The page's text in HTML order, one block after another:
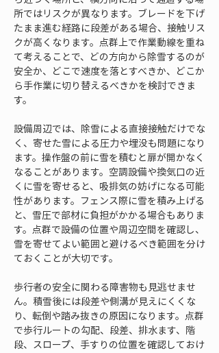
所ではリスクが異なります。ブレードを下げ
たまま進む経路に段差がある場合、接触リス
クが高くなります。点群上で作業動線を重ね
て考えることで、どの方向から除雪するのが
安全か、どこで速度を落とすべきか、どこか
ら手作業に切り替えるべきかを検討できま
す。
設備周辺では、除雪による直接接触だけでな
く、寄せた雪による圧力や埋没も問題になり
ます。操作盤の前に雪を積むと扉が開かなく
なることがあります。空調設備や換気口の近
くに雪を寄せると、吸排気の妨げになる可能
性があります。フェンス際に雪を積み上げる
と、雪圧で部材に負担がかかる場合もありま
す。点群で設備の位置や周辺空間を確認し、
雪を寄せてよい範囲と避けるべき範囲を分け
ておくことが大切です。
歩行者の安全に関わる障害物も見逃せませ
ん。積雪後には段差や側溝が見えにくくな
り、転倒や踏み抜きの原因になります。点群
で歩行ルートの勾配、段差、排水ます、階
段、スロープ、手すりの位置を確認しておけ